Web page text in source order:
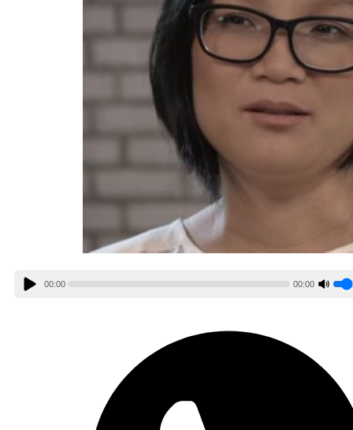
00:00 00:00